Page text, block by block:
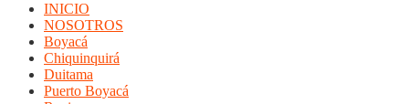
INICIO
NOSOTROS
Boyacá
Chiquinquirá
Duitama
Puerto Boyacá